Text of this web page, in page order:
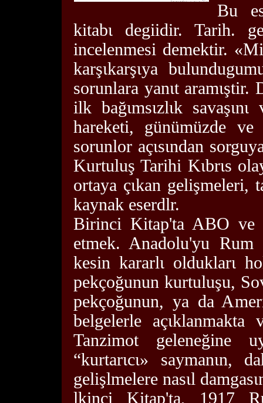
Bu
kitabι degiidir. Tarih.
incelenmesi demektir.
karşιkarşιya
sorunlara yanιt
ilk bağιmsιzlιk
hareketi, günümüzde
sorunlor açιsιndan
Kurtuluş Tarihi Kιbrιs
ortaya çιkan gelişmeleri,
kaynak eserdlr.
Birinci Kitap'ta ABO ve
etmek. Anadolu'yu
kesin kararlι olduklarι
pekçoğunun kurtuluşu,
pekçoğunun, ya da
belgelerle
Tanzimot geleneğine
“kurtarιcι» saymanιn,
gelişlmelere nasιl
lkinci Kitap'ta, 1917